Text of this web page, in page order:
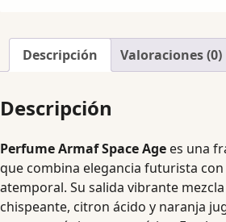
Descripción Valoraciones (0)
Descripción
Perfume Armaf Space Age es una
que combina elegancia futurista
atemporal. Su salida vibrante
chispeante, citron ácido y naranja